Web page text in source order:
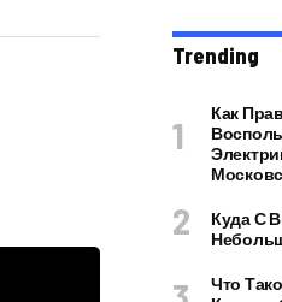
Trending
Как
Куда С
Что